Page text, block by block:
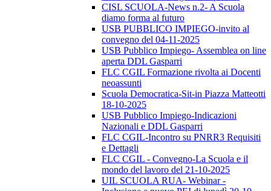
CISL SCUOLA-News n.2- A Scuola
diamo forma al futuro
USB PUBBLICO IMPIEGO-invito al
convegno del 04-11-2025
USB Pubblico Impiego- Assemblea on line
aperta DDL Gasparri
FLC CGIL Formazione rivolta ai Docenti
neoassunti
Scuola Democratica-Sit-in Piazza Matteotti
18-10-2025
USB Pubblico Impiego-Indicazioni
Nazionali e DDL Gasparri
FLC CGIL-Incontro su PNRR3 Requisiti
e Dettagli
FLC CGIL - Convegno-La Scuola e il
mondo del lavoro del 21-10-2025
UIL SCUOLA RUA- Webinar -